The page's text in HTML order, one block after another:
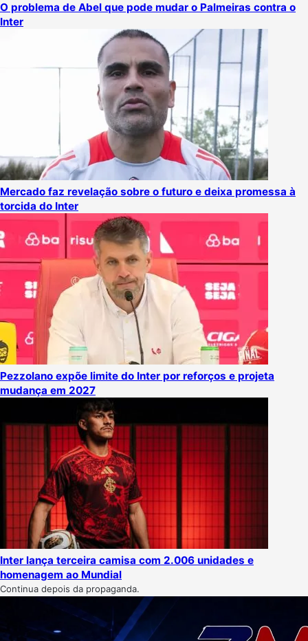
O problema de Abel que pode mudar o Palmeiras contra o
Inter
Mercado faz revelação sobre o futuro e deixa promessa à
torcida do Inter
Pezzolano expõe limite do Inter por reforços e projeta
mudança em 2027
Inter lança terceira camisa com 2.006 unidades e
homenagem ao Mundial
Continua depois da propaganda.